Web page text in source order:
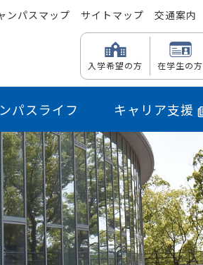
ンパスマップ サイトマップ 交通案内
入学希望の方 在学生の方
パスライフ キャリア支援